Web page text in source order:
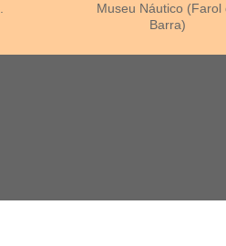
Museu Náutico (Farol
Barra)